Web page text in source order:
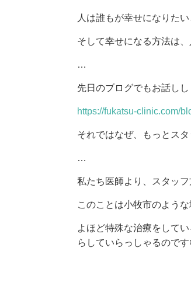
人は誰もが幸せになりた
そして幸せになる方法は、
…
先日のブログでもお話し
https://fukatsu-clinic.com/
それではなぜ、もっとス
…
私たち医師より、スタッ
このことは小牧市のよう
よほど特殊な治療をして
らしていらっしゃるのです